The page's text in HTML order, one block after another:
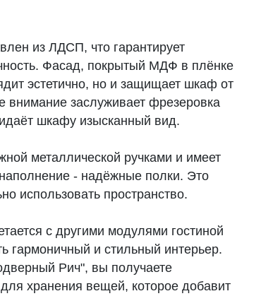
из ЛДСП, что гарантирует
Фасад, покрытый МДФ в плёнке
эстетично, но и защищает шкаф от
внимание заслуживает фрезеровка
шкафу изысканный вид.
металлической ручками и имеет
- надёжные полки. Это
использовать пространство.
с другими модулями гостиной
гармоничный и стильный интерьер.
Рич", вы получаете
хранения вещей, которое добавит